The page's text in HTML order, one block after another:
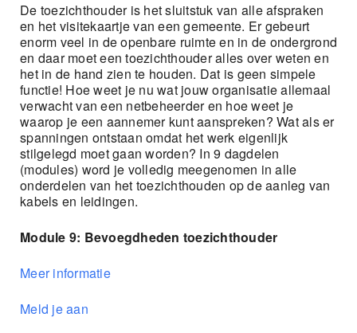
De toezichthouder is het sluitstuk van alle afspraken
en het visitekaartje van een gemeente. Er gebeurt
enorm veel in de openbare ruimte en in de ondergrond
en daar moet een toezichthouder alles over weten en
het in de hand zien te houden. Dat is geen simpele
functie! Hoe weet je nu wat jouw organisatie allemaal
verwacht van een netbeheerder en hoe weet je
waarop je een aannemer kunt aanspreken? Wat als er
spanningen ontstaan omdat het werk eigenlijk
stilgelegd moet gaan worden? In 9 dagdelen
(modules) word je volledig meegenomen in alle
onderdelen van het toezichthouden op de aanleg van
kabels en leidingen.
Module 9: Bevoegdheden toezichthouder
Meer informatie
Meld je aan